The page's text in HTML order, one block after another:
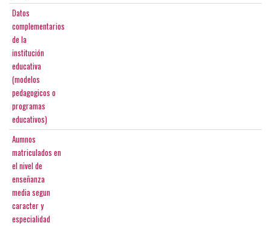
Datos
complementarios
de la
institución
educativa
(modelos
pedagogicos o
programas
educativos)
Aumnos
matriculados en
el nivel de
enseñanza
media segun
caracter y
especialidad